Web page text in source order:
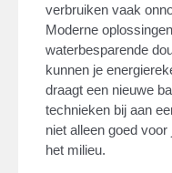
verbruiken vaak
Moderne
waterbesparende
kunnen je
draagt een nieuwe
technieken bij aan
niet alleen goed
het milieu.